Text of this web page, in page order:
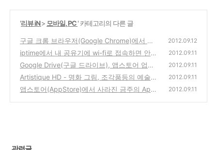
'리뷰 iN> 모바일, PC' 카테고리의 다른 글
구글 크롬 브라우저(Google Chrome)에서 화
면과 폰트크기가 커지거나 작아진 경우(확대/
축소)에 단축키로 해결하는 방법
(0)
2012.09.12
iptime에서 내 공유기에 wi-fi로 접속하면 안내
화면 뜨게해서 공지사항이나 광고를 보여주는
방법
(0)
2012.09.11
Google Drive(구글 드라이브), 앱스토어 업그
레이드로 문서 파일 수정이 가능해졌네요(아
이폰, 아이패드용 앱)
(0)
2012.09.11
Artistique HD - 명화 그림, 조각품등의 예술작
품을 보여주는 아이폰, 아이패드용 대용량의
2012.09.11
앱스토어(AppStore)에서 사라진 금주의 App
2012.09.11